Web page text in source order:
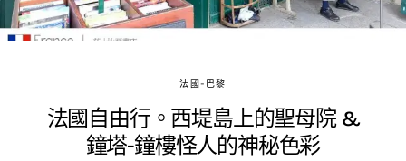
法國-巴黎
法國自由行。西堤島上的聖母院 &
鐘塔-鐘樓怪人的神秘色彩